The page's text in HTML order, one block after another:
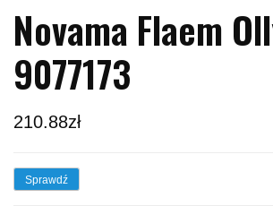
Novama Flaem
9077173
210.88zł
Sprawdź